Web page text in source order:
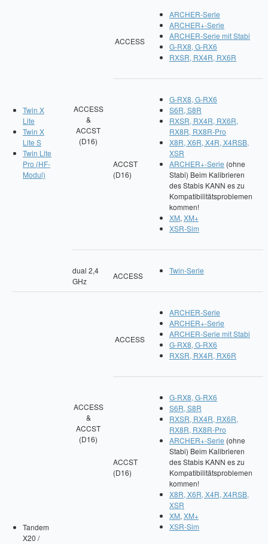
Unsere Philosophie
KONTAKT
MEIN KONTO
Twin X
Lite
Twin X
Lite S
Twin Lite
Pro (HF-
Modul)
ACCESS
&
ACCST
(D16)
ACCESS
ARCHER-Serie
ARCHER+-Serie
ARCHER-Serie mit Stabi
G-RX8, G-RX6
RXSR, RX4R, RX6R
ACCST
(D16)
G-RX8, G-RX6
S6R, S8R
RXSR, RX4R, RX6R,
RX8R, RX8R-Pro
X8R, X6R, X4R, X4RSB,
XSR
ARCHER+-Serie (ohne
Stabi) Beim Kalibrieren
des Stabis KANN es zu
Kompatibilitätsproblemen
kommen!
XM, XM+
XSR-Sim
dual 2,4
GHz
ACCESS
Twin-Serie
Tandem
X20 /
ACCESS
&
ACCST
(D16)
ACCESS
ARCHER-Serie
ARCHER+-Serie
ARCHER-Serie mit Stabi
G-RX8, G-RX6
RXSR, RX4R, RX6R
ACCST
(D16)
G-RX8, G-RX6
S6R, S8R
RXSR, RX4R, RX6R,
RX8R, RX8R-Pro
ARCHER+-Serie (ohne
Stabi) Beim Kalibrieren
des Stabis KANN es zu
Kompatibilitätsproblemen
kommen!
X8R, X6R, X4R, X4RSB,
XSR
XM, XM+
XSR-Sim